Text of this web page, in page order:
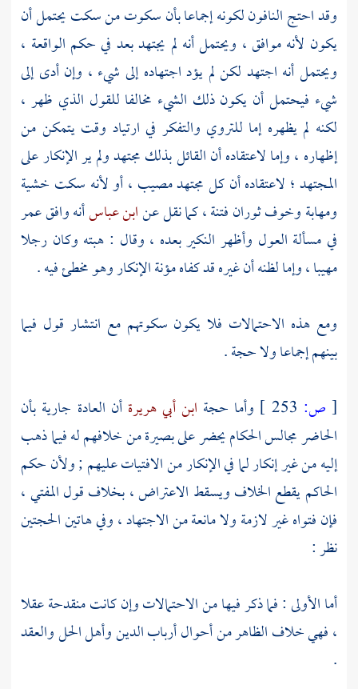
وقد احتج النافون لكونه إجماعا بأن سكوت من سكت يحتمل أن
يكون لأنه موافق ، ويحتمل أنه لم يجتهد بعد في حكم الواقعة ،
ويحتمل أنه اجتهد لكن لم يؤد اجتهاده إلى شيء ، وإن أدى إلى
شيء فيحتمل أن يكون ذلك الشيء مخالفا للقول الذي ظهر ،
لكنه لم يظهره إما للتروي والتفكر في ارتياد وقت يتمكن من
إظهاره ، وإما لاعتقاده أن القائل بذلك مجتهد ولم ير الإنكار على
المجتهد ؛ لاعتقاده أن كل مجتهد مصيب ، أو لأنه سكت خشية
ومهابة وخوف ثوران فتنة ، كما نقل عنابن عباسأنه وافقعمر
في مسألة العول وأظهر النكير بعده ، وقال : هبته وكان رجلا
مهيبا ، وإما لظنه أن غيره قد كفاه مؤنة الإنكار وهو مخطئ فيه .
ومع هذه الاحتمالات فلا يكون سكوتهم مع انتشار قول فيما
بينهم إجماعا ولا حجة .
[ ص: وأما حجة ابن أبي هريرةأن العادة جارية بأن
الحاضر مجالس الحكام يحضر على بصيرة من خلافهم له فيما ذهب
إليه من غير إنكار لما في الإنكار من الافتيات عليهم ; ولأن حكم
الحاكم يقطع الخلاف ويسقط الاعتراض ، بخلاف قول المفتي ،
فإن فتواه غير لازمة ولا مانعة من الاجتهاد ، وفي هاتين الحجتين
نظر :
أما الأولى : فما ذكر فيها من الاحتمالات وإن كانت منقدحة عقلا
، فهي خلاف الظاهر من أحوال أرباب الدين وأهل الحل والعقد
.